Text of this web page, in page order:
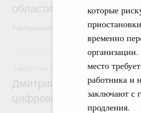
которые
временно
место
работника и
заключают с
продления.
области в рамках
Распоряжение от 3 августа 2026 года
3
Регулирование в
Дмитрий Григоренко
цифровых платформ